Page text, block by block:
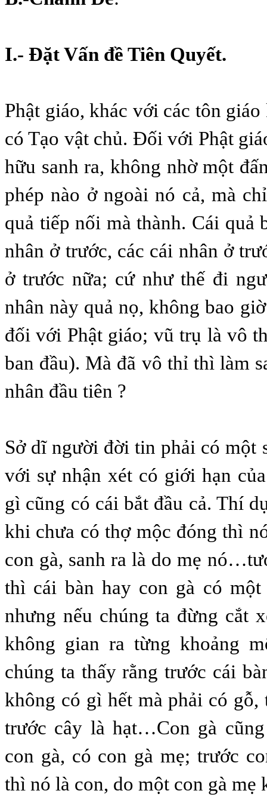
I.- Ðặt Vấn đề Tiên Quyết.
Phật giáo, khác với các tôn
có Tạo vật chủ. Ðối với Phật
hữu sanh ra, không nhờ một
phép nào ở ngoài nó cả, mà
quả tiếp nối mà thành. Cái quả
nhân ở trước, các cái nhân ở
ở trước nữa; cứ như thế đi
nhân này quả nọ, không bao
đối với Phật giáo; vũ trụ là vô
ban đầu). Mà đã vô thỉ thì làm
nhân đầu tiên ?
Sở dĩ người đời tin phải có một
với sự nhận xét có giới hạn
gì cũng có cái bắt đầu cả. Thí
khi chưa có thợ mộc đóng thì
con gà, sanh ra là do mẹ
thì cái bàn hay con gà có một
nhưng nếu chúng ta đừng cắt
không gian ra từng khoảng
chúng ta thấy rằng trước cái
không có gì hết mà phải có gỗ,
trước cây là hạt…Con gà
con gà, có con gà mẹ; trước
thì nó là con, do một con gà